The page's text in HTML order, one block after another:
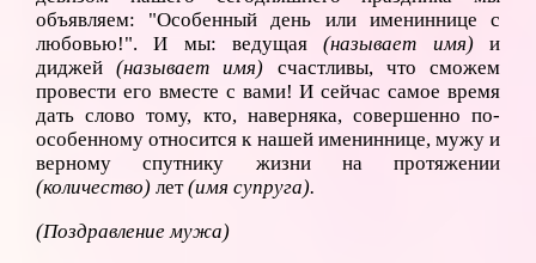
объявляем: "Особенный день или имениннице с
любовью!". И мы: ведущая
(называет имя)
и
диджей (называет имя) счастливы, что сможем
провести его вместе с вами! И сейчас самое время
дать слово тому, кто, наверняка, совершенно по-
особенному относится к нашей имениннице, мужу и
верному спутнику жизни на протяжении
(количество) лет (имя супруга).
(Поздравление мужа)